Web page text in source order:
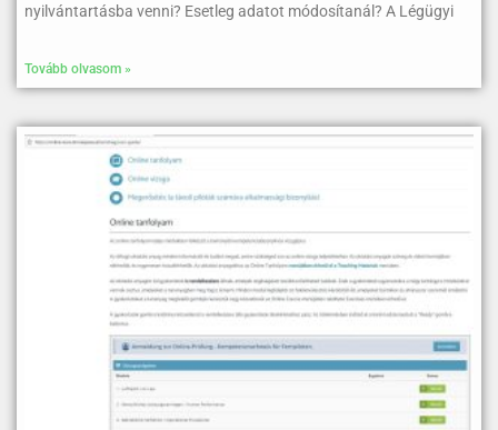
nyilvántartásba venni? Esetleg adatot módosítanál? A Légügyi
Tovább olvasom »